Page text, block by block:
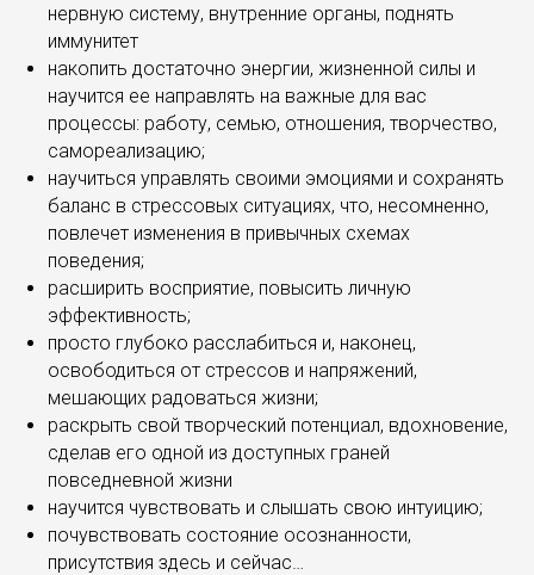
нервную систему, внутренние органы, поднять
иммунитет
накопить достаточно энергии, жизненной силы и
научится ее направлять на важные для вас
процессы: работу, семью, отношения, творчество,
самореализацию;
научиться управлять своими эмоциями и сохранять
баланс в стрессовых ситуациях, что, несомненно,
повлечет изменения в привычных схемах
поведения;
расширить восприятие, повысить личную
эффективность;
просто глубоко расслабиться и, наконец,
освободиться от стрессов и напряжений,
мешающих радоваться жизни;
раскрыть свой творческий потенциал, вдохновение,
сделав его одной из доступных граней
повседневной жизни
научится чувствовать и слышать свою интуицию;
почувствовать состояние осознанности,
присутствия здесь и сейчас…